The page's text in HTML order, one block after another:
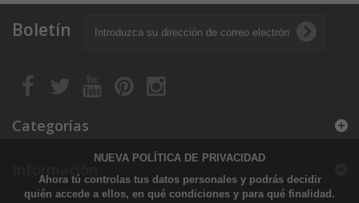
Boletín
Categorías
Información
NUEVA POLÍTICA DE PRIVACIDAD
Ahora tú controlas tus datos personales y podrás decidir
quién accede a ellos, en qué condiciones y para qué finalidad.